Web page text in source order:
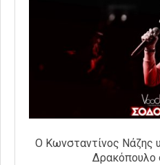
O Kωνσταντίνος Νάζης
Δρακόπουλο